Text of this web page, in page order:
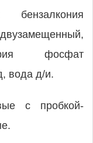
бензалкония
фосфат
вода д/и.
с пробкой-